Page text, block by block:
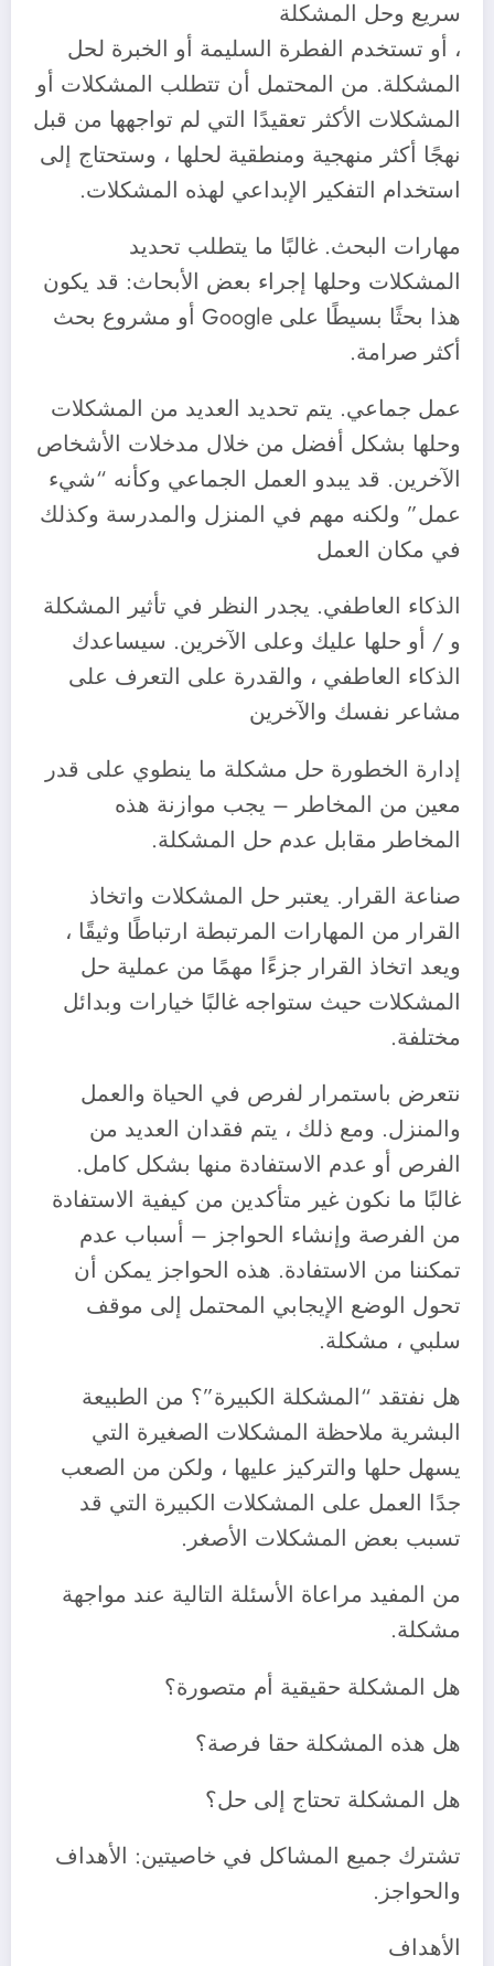
سريع وحل المشكلة
‎، أو تستخدم الفطرة السليمة أو الخبرة لحل
المشكلة. من المحتمل أن تتطلب المشكلات أو
المشكلات الأكثر تعقيدًا التي لم تواجهها من قبل
نهجًا أكثر منهجية ومنطقية لحلها ، وستحتاج إلى
استخدام التفكير الإبداعي لهذه المشكلات.
‎مهارات البحث. غالبًا ما يتطلب تحديد
المشكلات وحلها إجراء بعض الأبحاث: قد يكون
هذا بحثًا بسيطًا على Google أو مشروع بحث
أكثر صرامة.
‎عمل جماعي. يتم تحديد العديد من المشكلات
وحلها بشكل أفضل من خلال مدخلات الأشخاص
الآخرين. قد يبدو العمل الجماعي وكأنه “شيء
عمل” ولكنه مهم في المنزل والمدرسة وكذلك
في مكان العمل
‎الذكاء العاطفي. يجدر النظر في تأثير المشكلة
و / أو حلها عليك وعلى الآخرين. سيساعدك
الذكاء العاطفي ، والقدرة على التعرف على
مشاعر نفسك والآخرين
‎إدارة الخطورة حل مشكلة ما ينطوي على قدر
معين من المخاطر – يجب موازنة هذه
المخاطر مقابل عدم حل المشكلة.
‎صناعة القرار. يعتبر حل المشكلات واتخاذ
القرار من المهارات المرتبطة ارتباطًا وثيقًا ،
ويعد اتخاذ القرار جزءًا مهمًا من عملية حل
المشكلات حيث ستواجه غالبًا خيارات وبدائل
مختلفة.
‎نتعرض باستمرار لفرص في الحياة والعمل
والمنزل. ومع ذلك ، يتم فقدان العديد من
الفرص أو عدم الاستفادة منها بشكل كامل.
غالبًا ما نكون غير متأكدين من كيفية الاستفادة
من الفرصة وإنشاء الحواجز – أسباب عدم
تمكننا من الاستفادة. هذه الحواجز يمكن أن
تحول الوضع الإيجابي المحتمل إلى موقف
سلبي ، مشكلة.
‎هل نفتقد “المشكلة الكبيرة”؟ من الطبيعة
البشرية ملاحظة المشكلات الصغيرة التي
يسهل حلها والتركيز عليها ، ولكن من الصعب
جدًا العمل على المشكلات الكبيرة التي قد
تسبب بعض المشكلات الأصغر.
‎من المفيد مراعاة الأسئلة التالية عند مواجهة
مشكلة.
‎تشترك جميع المشاكل في خاصيتين: الأهداف
والحواجز.